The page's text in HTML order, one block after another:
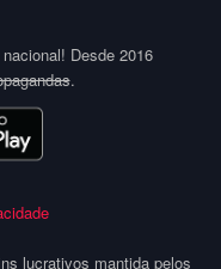
Desde 2016
.
lucrativos mantida pelos